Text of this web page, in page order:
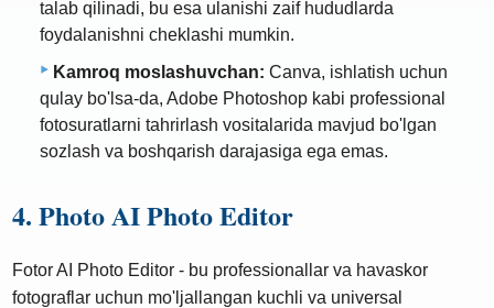
talab qilinadi, bu esa ulanishi zaif hududlarda
foydalanishni cheklashi mumkin.
Kamroq moslashuvchan: Canva, ishlatish uchun
qulay bo'lsa-da, Adobe Photoshop kabi professional
fotosuratlarni tahrirlash vositalarida mavjud bo'lgan
sozlash va boshqarish darajasiga ega emas.
4. Photo AI Photo Editor
Fotor AI Photo Editor - bu professionallar va havaskor
fotograflar uchun mo'ljallangan kuchli va universal